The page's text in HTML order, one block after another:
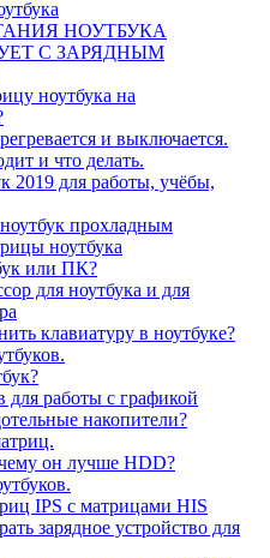
НОУТБУКА
С ЗАРЯДНЫМ
ноутбука на
и выключается.
и что делать.
2019 для работы, учёбы,
прохладным
ноутбука
или ПК?
для ноутбука и для
клавиатуру в ноутбуке?
для работы с графикой
накопители?
он лучше HDD?
IPS с матрицами HIS
зарядное устройство для